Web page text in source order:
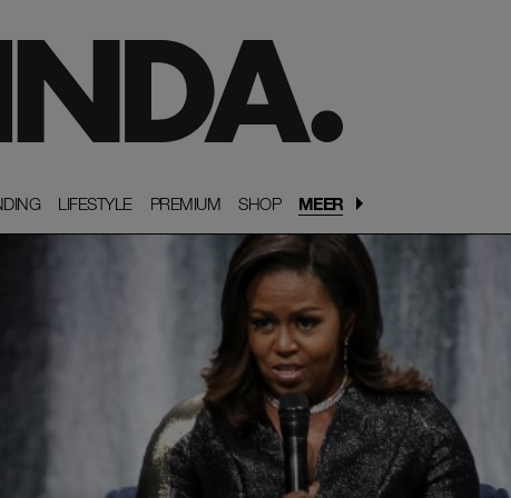
LIFESTYLE
LIFESTYLE PREMIUM
PREMIUM SHOP
SHOP MEER